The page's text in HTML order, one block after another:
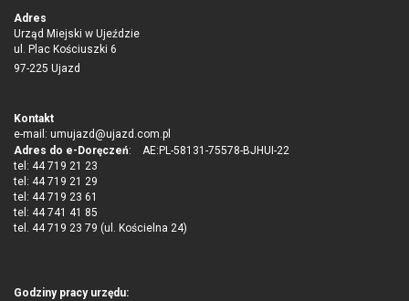
Adres
Urząd Miejski w Ujeździe
ul. Plac Kościuszki 6
97-225 Ujazd
Kontakt
e-mail: umujazd@ujazd.com.pl
Adres do e-Doręczeń: AE:PL-58131-75578-BJHUI-22
tel: 44 719 21 23
tel: 44 719 21 29
tel: 44 719 23 61
tel: 44 741 41 85
tel. 44 719 23 79 (ul. Kościelna 24)
Godziny pracy urzędu: